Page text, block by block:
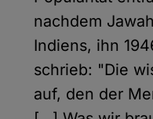
nachdem
Indiens, ihn
schrieb: "Die
auf, den der